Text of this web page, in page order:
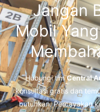
Jangan
Mobil
Hubungi timCentral
konsultasi gratis dan
butuhkan. Percayakan